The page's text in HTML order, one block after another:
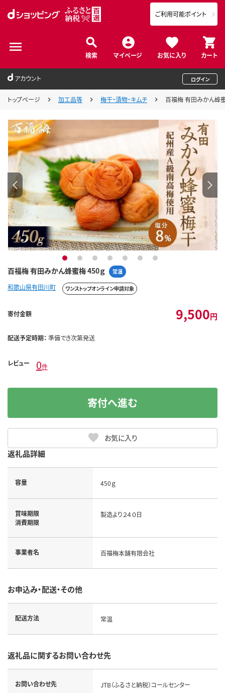
検索 マイページ お気に入り カート
ご利用可能ポイント
アカウント ログイン
トップページ 加工品等 梅干・漬物・キムチ 百福梅 有田みかん蜂
百福梅 有田みかん蜂蜜梅 450ｇ 常温
1 2 3 4 5 6 7
和歌山県有田川町 ワンストップオンライン申請対象
寄付金額 9,500円
配送予定時期： 準備でき次第発送
レビュー 0件
お気に入り
寄付へ進む
返礼品詳細
容量 450ｇ
賞味期限
消費期限
製造より２４０日
事業者名 百福梅本舗有限会社
お申込み・配送・その他
配送方法 常温
返礼品に関するお問い合わせ先
お問い合わせ先 JTB（ふるさと納税）コールセンター